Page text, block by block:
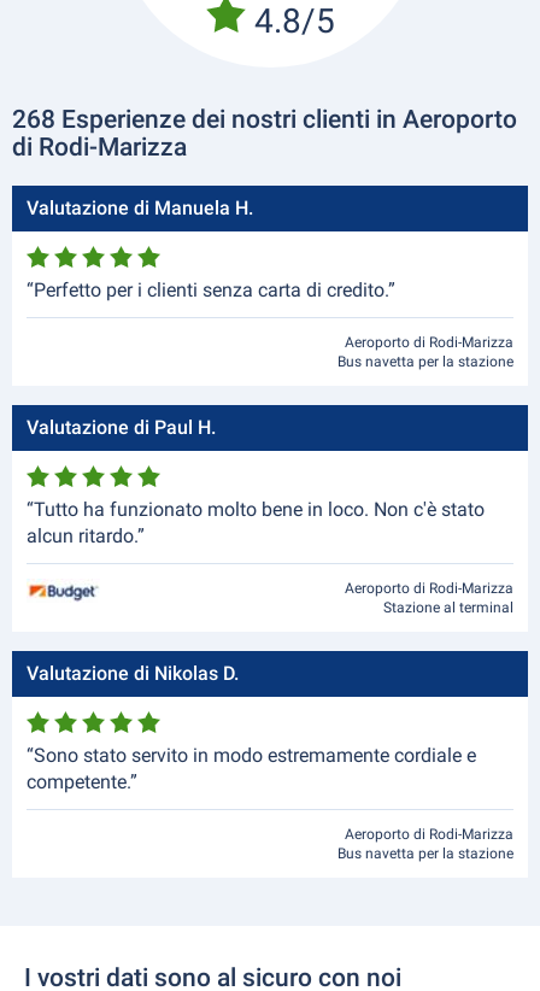
4.8/5
268 Esperienze dei nostri clienti in Aeroporto
di Rodi-Marizza
Valutazione di Manuela H.
“Perfetto per i clienti senza carta di credito.”
Aeroporto di Rodi-Marizza
Bus navetta per la stazione
Valutazione di Paul H.
“Tutto ha funzionato molto bene in loco. Non c'è stato
alcun ritardo.”
Aeroporto di Rodi-Marizza
Stazione al terminal
Valutazione di Nikolas D.
“Sono stato servito in modo estremamente cordiale e
competente.”
Aeroporto di Rodi-Marizza
Bus navetta per la stazione
I vostri dati sono al sicuro con noi